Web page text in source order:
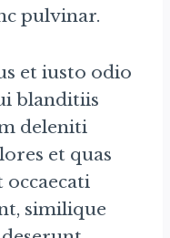
pulvinar.
et iusto odio
blanditiis
deleniti
et quas
occaecati
similique